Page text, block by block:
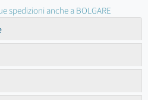
spedizioni anche a BOLGARE